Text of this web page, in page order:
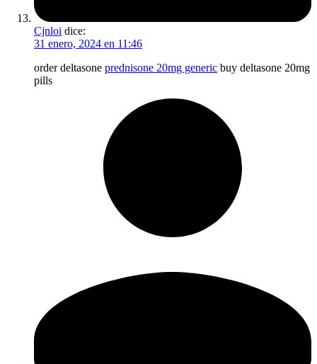
Cjnloi dice:
31 enero, 2024 en 11:46
order deltasone prednisone 20mg generic buy deltasone 20mg
pills